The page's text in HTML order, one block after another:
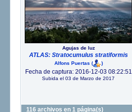
Agujas de luz
ATLAS: Stratocumulus stratiformis
Alfons Puertas ( )
Fecha de captura: 2016-12-03 08:22:51
Subida el 03 de Marzo de 2017
116 archivos en 1 página(s)